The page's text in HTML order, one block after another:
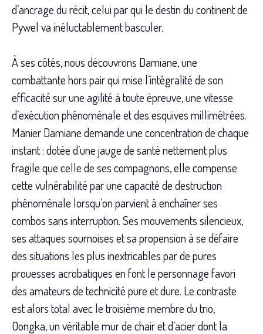
d’ancrage du récit, celui par qui le destin du continent de
Pywel va inéluctablement basculer.
À ses côtés, nous découvrons Damiane, une
combattante hors pair qui mise l’intégralité de son
efficacité sur une agilité à toute épreuve, une vitesse
d’exécution phénoménale et des esquives millimétrées.
Manier Damiane demande une concentration de chaque
instant : dotée d’une jauge de santé nettement plus
fragile que celle de ses compagnons, elle compense
cette vulnérabilité par une capacité de destruction
phénoménale lorsqu’on parvient à enchaîner ses
combos sans interruption. Ses mouvements silencieux,
ses attaques sournoises et sa propension à se défaire
des situations les plus inextricables par de pures
prouesses acrobatiques en font le personnage favori
des amateurs de technicité pure et dure. Le contraste
est alors total avec le troisième membre du trio,
Oongka, un véritable mur de chair et d’acier dont la